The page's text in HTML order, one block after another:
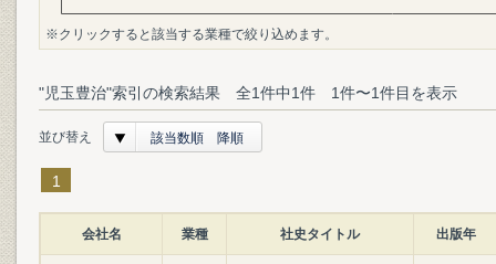
※クリックすると該当する業種で絞り込めます。
"児玉豊治"索引の検索結果 全1件中1件 1件〜1件目を表示
並び替え 該当数順 降順
1
会社名 業種 社史タイトル 出版年